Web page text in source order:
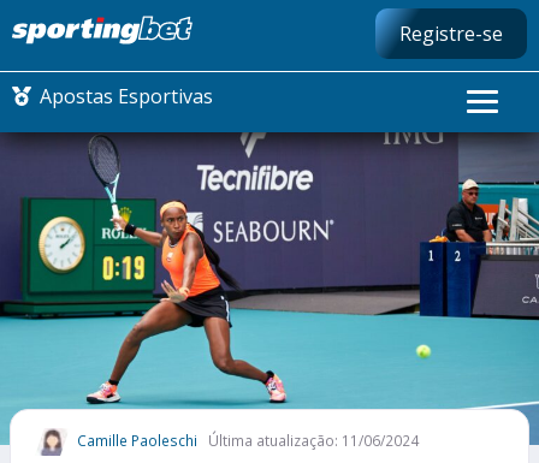
Registre-se
Apostas Esportivas
CONMEBOL LIBERTADORES
FUTEBOL NACIONAL
FUTEBOL INTERNACIONAL
COMO APOSTAR
MAIS ESPORTES
Camille Paoleschi Última atualização: 11/06/2024